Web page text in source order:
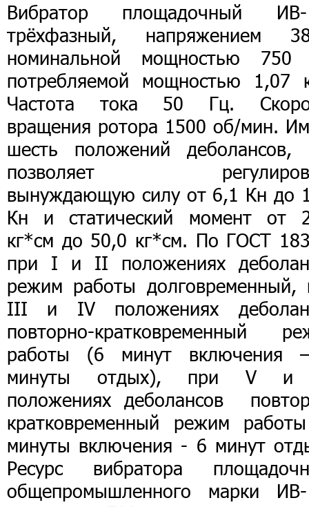
Вибратор площадочный ИВ-
трёхфазный, напряжением
номинальной мощностью 750
потребляемой мощностью 1,07
Частота тока 50 Гц.
вращения ротора 1500 об/мин.
шесть положений деболансов,
позволяет
вынуждающую силу от 6,1 Кн до
Кн и статический момент от
кг*см до 50,0 кг*см. По ГОСТ
при I и II положениях
режим работы долговременный,
III и IV положениях
повторно-кратковременный
работы (6 минут включения
минуты отдых), при V и
положениях деболансов
кратковременный режим
минуты включения - 6 минут
Ресурс вибратора
общепромышленного марки ИВ-